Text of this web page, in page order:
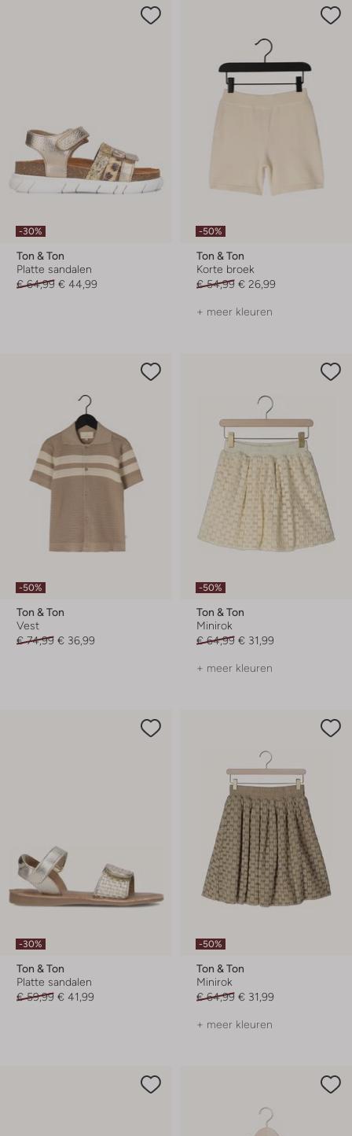
-30%
Ton & Ton
Platte sandalen
€ 64,99 € 44,99
-50%
Ton & Ton
Korte broek
€ 54,99 € 26,99
+ meer kleuren
-50%
Ton & Ton
Vest
€ 74,99 € 36,99
-50%
Ton & Ton
Minirok
€ 64,99 € 31,99
+ meer kleuren
-30%
Ton & Ton
Platte sandalen
€ 59,99 € 41,99
-50%
Ton & Ton
Minirok
€ 64,99 € 31,99
+ meer kleuren